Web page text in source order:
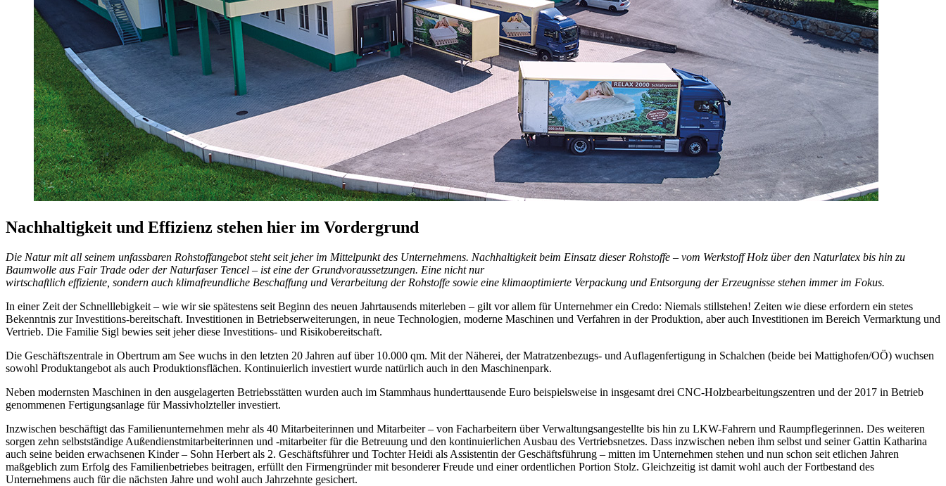
Nachhaltigkeit und Effizienz stehen hier im Vordergrund
Die Natur mit all seinem unfassbaren Rohstoffangebot steht seit jeher im Mittelpunkt des Unternehmens. Nachhaltigkeit beim Einsatz dieser Rohstoffe – vom Werkstoff Holz über den Naturlatex bis hin zu
Baumwolle aus Fair Trade oder der Naturfaser Tencel – ist eine der Grundvoraussetzungen. Eine nicht nur
wirtschaftlich effiziente, sondern auch klimafreundliche Beschaffung und Verarbeitung der Rohstoffe sowie eine klimaoptimierte Verpackung und Entsorgung der Erzeugnisse stehen immer im Fokus.
In einer Zeit der Schnelllebigkeit – wie wir sie spätestens seit Beginn des neuen Jahrtausends miterleben – gilt vor allem für Unternehmer ein Credo: Niemals stillstehen! Zeiten wie diese erfordern ein stetes
Bekenntnis zur Investitions-bereitschaft. Investitionen in Betriebserweiterungen, in neue Technologien, moderne Maschinen und Verfahren in der Produktion, aber auch Investitionen im Bereich Vermarktung und
Vertrieb. Die Familie Sigl bewies seit jeher diese Investitions- und Risikobereitschaft.
Die Geschäftszentrale in Obertrum am See wuchs in den letzten 20 Jahren auf über 10.000 qm. Mit der Näherei, der Matratzenbezugs- und Auflagenfertigung in Schalchen (beide bei Mattighofen/OÖ) wuchsen
sowohl Produktangebot als auch Produktionsflächen. Kontinuierlich investiert wurde natürlich auch in den Maschinenpark.
Neben modernsten Maschinen in den ausgelagerten Betriebsstätten wurden auch im Stammhaus hunderttausende Euro beispielsweise in insgesamt drei CNC-Holzbearbeitungszentren und der 2017 in Betrieb
genommenen Fertigungsanlage für Massivholzteller investiert.
Inzwischen beschäftigt das Familienunternehmen mehr als 40 Mitarbeiterinnen und Mitarbeiter – von Facharbeitern über Verwaltungsangestellte bis hin zu LKW-Fahrern und Raumpflegerinnen. Des weiteren
sorgen zehn selbstständige Außendienstmitarbeiterinnen und -mitarbeiter für die Betreuung und den kontinuierlichen Ausbau des Vertriebsnetzes. Dass inzwischen neben ihm selbst und seiner Gattin Katharina
auch seine beiden erwachsenen Kinder – Sohn Herbert als 2. Geschäftsführer und Tochter Heidi als Assistentin der Geschäftsführung – mitten im Unternehmen stehen und nun schon seit etlichen Jahren
maßgeblich zum Erfolg des Familienbetriebes beitragen, erfüllt den Firmengründer mit besonderer Freude und einer ordentlichen Portion Stolz. Gleichzeitig ist damit wohl auch der Fortbestand des
Unternehmens auch für die nächsten Jahre und wohl auch Jahrzehnte gesichert.